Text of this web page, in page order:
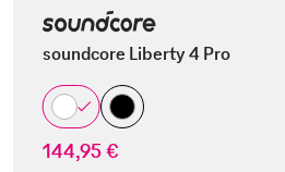
soundcore Liberty 4 Pro
144,95 €